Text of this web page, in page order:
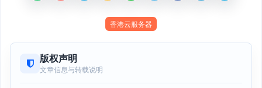
香港云服务器
版权声明
文章信息与转载说明